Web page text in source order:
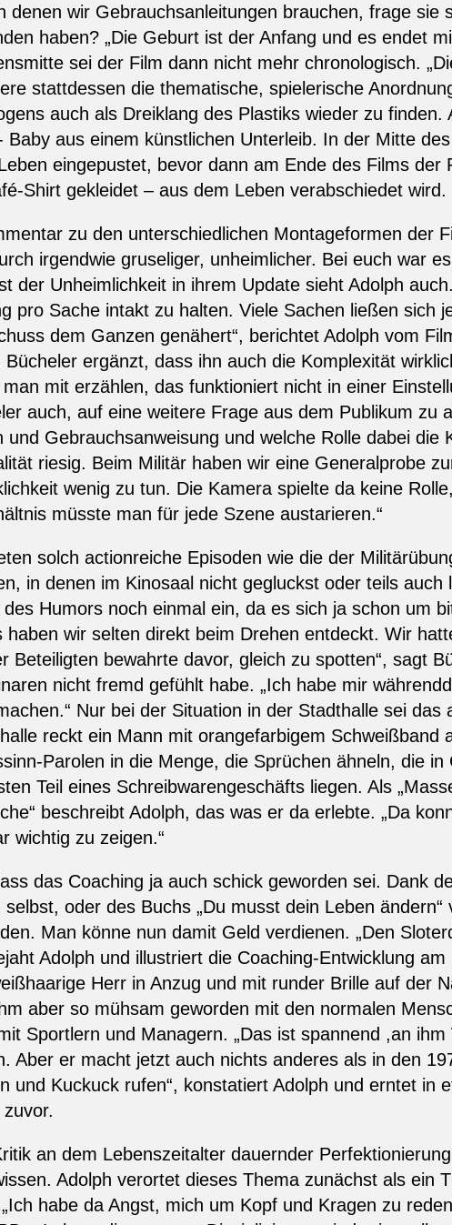
denen wir Gebrauchsanleitungen brauchen, frage sie
haben? „Die Geburt ist der Anfang und es endet
sei der Film dann nicht mehr chronologisch.
stattdessen die thematische, spielerische
auch als Dreiklang des Plastiks wieder zu finden.
aus einem künstlichen Unterleib. In der Mitte
eingepustet, bevor dann am Ende des Films der
Shirt gekleidet – aus dem Leben verabschiedet wird.
zu den unterschiedlichen Montageformen der
irgendwie gruseliger, unheimlicher. Bei euch war
der Unheimlichkeit in ihrem Update sieht Adolph
pro Sache intakt zu halten. Viele Sachen ließen sich
dem Ganzen genähert“, berichtet Adolph vom
ergänzt, dass ihn auch die Komplexität
mit erzählen, das funktioniert nicht in einer
auch, auf eine weitere Frage aus dem Publikum zu
Gebrauchsanweisung und welche Rolle dabei die
riesig. Beim Militär haben wir eine Generalprobe
wenig zu tun. Die Kamera spielte da keine
müsste man für jede Szene austarieren.“
solch actionreiche Episoden wie die der
in denen im Kinosaal nicht gegluckst oder teils auch
Humors noch einmal ein, da es sich ja schon um
haben wir selten direkt beim Drehen entdeckt. Wir
Beteiligten bewahrte davor, gleich zu spotten“, sagt
nicht fremd gefühlt habe. „Ich habe mir
Nur bei der Situation in der Stadthalle sei das
reckt ein Mann mit orangefarbigem Schweißband
Parolen in die Menge, die Sprüchen ähneln, die
Teil eines Schreibwarengeschäfts liegen. Als
beschreibt Adolph, das was er da erlebte. „Da
wichtig zu zeigen.“
das Coaching ja auch schick geworden sei. Dank
oder des Buchs „Du musst dein Leben
Man könne nun damit Geld verdienen. „Den
Adolph und illustriert die Coaching-Entwicklung
Herr in Anzug und mit runder Brille auf der
aber so mühsam geworden mit den normalen
Sportlern und Managern. „Das ist spannend ,an
Aber er macht jetzt auch nichts anderes als in den
und Kuckuck rufen“, konstatiert Adolph und erntet in
an dem Lebenszeitalter dauernder
Adolph verortet dieses Thema zunächst als ein
habe da Angst, mich um Kopf und Kragen zu